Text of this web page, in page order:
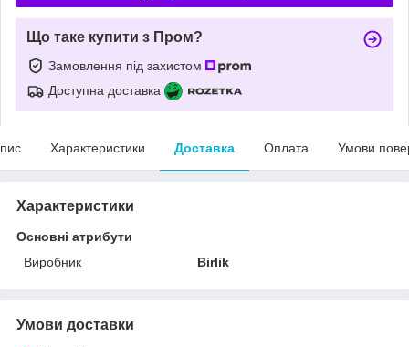
Що таке купити з Пром?
Замовлення під захистом
Доступна доставка
Характеристики Доставка Оплата Умови
Характеристики
Основні атрибути
Виробник
Birlik
Умови доставки